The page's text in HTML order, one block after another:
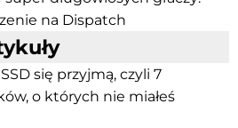
na Dispatch
się przyjmą, czyli 7
o których nie miałeś